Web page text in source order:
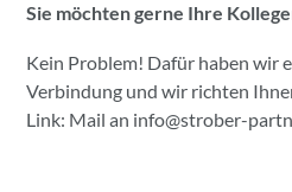
Sie möchten gerne Ihre
Kein Problem! Dafür haben wir
Verbindung und wir richten
Link: Mail an info@strober-